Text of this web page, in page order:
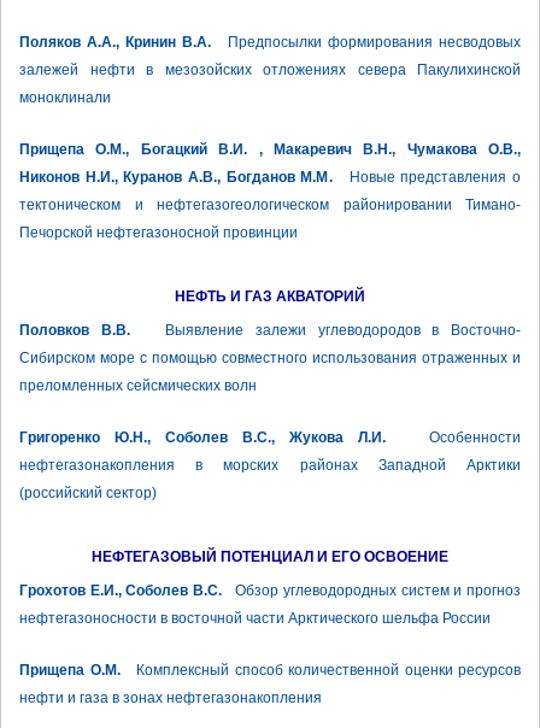
Поляков А.А., Кринин В.А.Предпосылки формирования несводовых
залежей нефти в мезозойских отложениях севера Пакулихинской
моноклинали
Прищепа О.М., Богацкий В.И. , Макаревич В.Н., Чумакова О.В.,
Никонов Н.И., Куранов А.В., Богданов М.М.Новые представления о
тектоническом и нефтегазогеологическом районировании Тимано-
Печорской нефтегазоносной провинции
НЕФТЬ И ГАЗ АКВАТОРИЙ
Половков В.В.Выявление залежи углеводородов в Восточно-
Сибирском море с помощью совместного использования отраженных и
преломленных сейсмических волн
Григоренко Ю.Н., Соболев В.С., Жукова Л.И. Особенности
нефтегазонакопления в морских районах Западной Арктики
(российский сектор)
НЕФТЕГАЗОВЫЙ ПОТЕНЦИАЛ И ЕГО ОСВОЕНИЕ
Грохотов Е.И., Соболев В.С. Обзор углеводородных систем и прогноз
нефтегазоносности в восточной части Арктического шельфа России
Прищепа О.М.Комплексный способ количественной оценки ресурсов
нефти и газа в зонах нефтегазонакопления